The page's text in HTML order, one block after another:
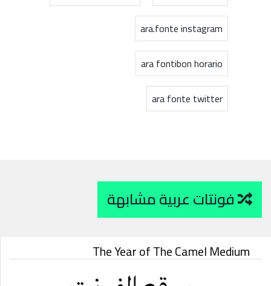
ara.fonte instagram
ara fontibon horario
ara fonte twitter
The Year of The Camel Medium